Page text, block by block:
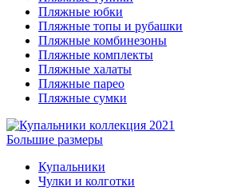
Пляжные юбки
Пляжные топы и рубашки
Пляжные комбинезоны
Пляжные комплекты
Пляжные халаты
Пляжные парео
Пляжные сумки
Большие размеры
Купальники
Чулки и колготки